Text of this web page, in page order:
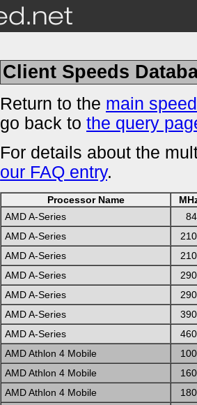
Client Speeds
Return to the main
go back to the query
For details about the
our FAQ entry.
Processor Name
AMD A-Series
AMD A-Series
AMD A-Series
AMD A-Series
AMD A-Series
AMD A-Series
AMD A-Series
AMD Athlon 4 Mobile
AMD Athlon 4 Mobile
AMD Athlon 4 Mobile